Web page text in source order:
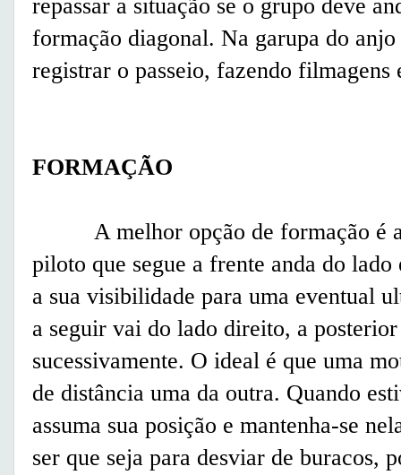
repassar a situação se o grupo deve
formação diagonal. Na garupa do
registrar o passeio, fazendo
FORMAÇÃO
A melhor opção de formação é a
piloto que segue a frente anda do
a sua visibilidade para uma eventual
a seguir vai do lado direito, a posterior
sucessivamente. O ideal é que uma
de distância uma da outra. Quando
assuma sua posição e mantenha-se
ser que seja para desviar de buracos,